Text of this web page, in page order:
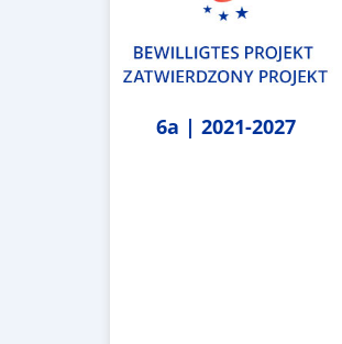
6a | 2021-2027